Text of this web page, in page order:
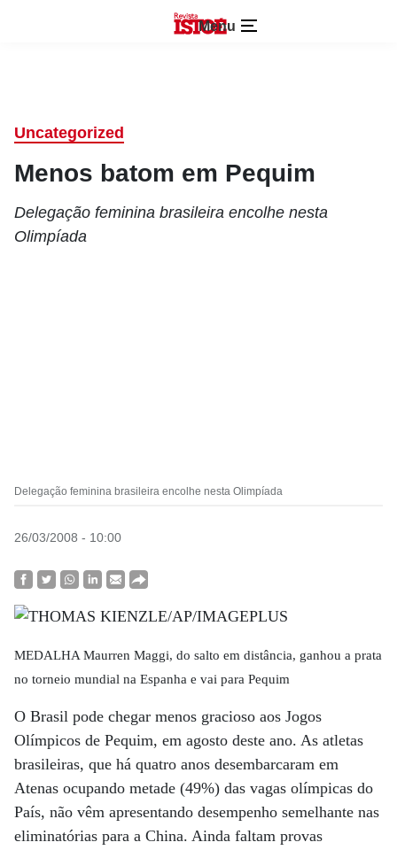
Menu
Uncategorized
Menos batom em Pequim
Delegação feminina brasileira encolhe nesta
Olimpíada
Delegação feminina brasileira encolhe nesta Olimpíada
26/03/2008 - 10:00
MEDALHA Maurren Maggi, do salto em distância, ganhou a prata
no torneio mundial na Espanha e vai para Pequim
O Brasil pode chegar menos gracioso aos Jogos
Olímpicos de Pequim, em agosto deste ano. As atletas
brasileiras, que há quatro anos desembarcaram em
Atenas ocupando metade (49%) das vagas olímpicas do
País, não vêm apresentando desempenho semelhante nas
eliminatórias para a China. Ainda faltam provas